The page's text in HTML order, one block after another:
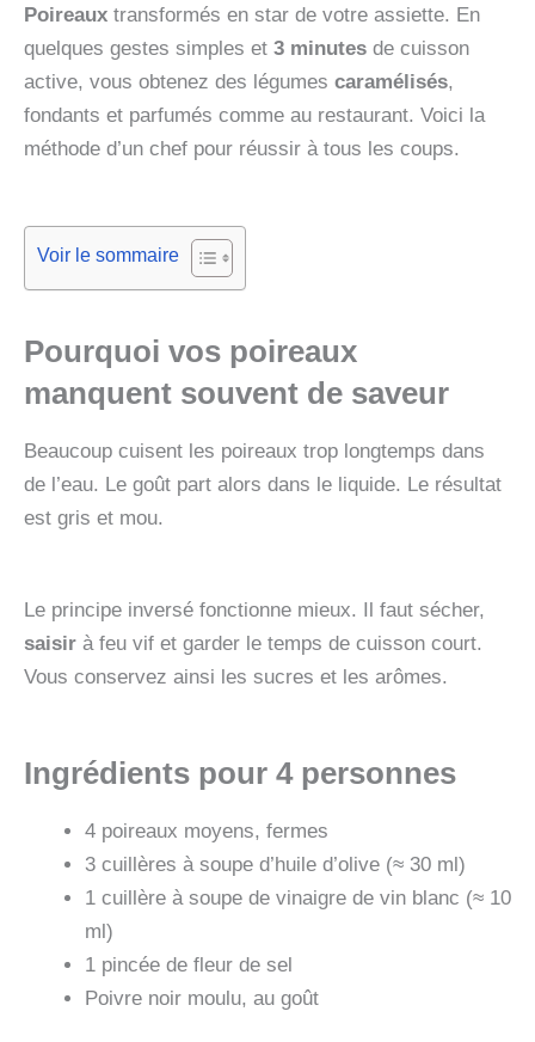
Poireaux transformés en star de votre assiette. En
quelques gestes simples et 3 minutes de cuisson
active, vous obtenez des légumes caramélisés,
fondants et parfumés comme au restaurant. Voici la
méthode d’un chef pour réussir à tous les coups.
Voir le sommaire
Pourquoi vos poireaux
manquent souvent de saveur
Beaucoup cuisent les poireaux trop longtemps dans
de l’eau. Le goût part alors dans le liquide. Le résultat
est gris et mou.
Le principe inversé fonctionne mieux. Il faut sécher,
saisir à feu vif et garder le temps de cuisson court.
Vous conservez ainsi les sucres et les arômes.
Ingrédients pour 4 personnes
4 poireaux moyens, fermes
3 cuillères à soupe d’huile d’olive (≈ 30 ml)
1 cuillère à soupe de vinaigre de vin blanc (≈ 10
ml)
1 pincée de fleur de sel
Poivre noir moulu, au goût